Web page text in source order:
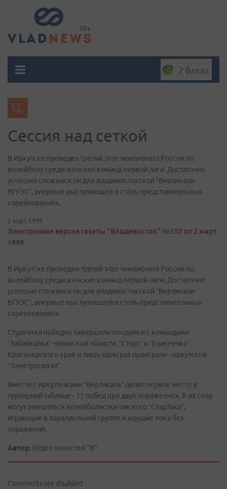
2 балла
Сессия над сеткой
В Иркутске проведен третий этап чемпионата России по
волейболу среди женских команд первой лиги. Достаточно
успешно сложился он для владивостокской “Вертикали-
ВГУЭС”, впервые выступающей в столь представительных
соревнованиях.
2 март 1999
Электронная версия газеты "Владивосток" №552 от 2 март
1999
В Иркутске проведен третий этап чемпионата России по
волейболу среди женских команд первой лиги. Достаточно
успешно сложился он для владивостокской “Вертикали-
ВГУЭС”, впервые выступающей в столь представительных
соревнованиях.
Студентки победно завершили поединки с командами
“Забайкалка” Читинской области, “Старт” и “Енисеечка”
Красноярского края и лишь один раз проиграли - иркутской
“Электросвязи”.
Вместе с иркутянками “Вертикаль” делит первое место в
турнирной таблице - 11 побед при двух поражениях. В их спор
могут вмешаться волейболистки омского “Спартака”,
играющие в параллельной группе и идущие пока без
поражений.
Автор: Отдел новостей "В"
Comments are disabled